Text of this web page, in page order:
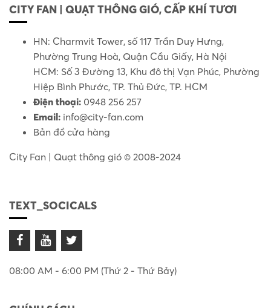
CITY FAN | QUẠT THÔNG GIÓ, CẤP KHÍ TƯƠI
HN: Charmvit Tower, số 117 Trần Duy Hưng,
Phường Trung Hoà, Quận Cầu Giấy, Hà Nội
HCM: Số 3 Đường 13, Khu đô thị Vạn Phúc, Phường
Hiệp Bình Phước, TP. Thủ Đức, TP. HCM
Điện thoại: 0948 256 257
Email: info@city-fan.com
Bản đồ cửa hàng
City Fan | Quạt thông gió © 2008-2024
TEXT_SOCICALS
08:00 AM - 6:00 PM (Thứ 2 - Thứ Bảy)